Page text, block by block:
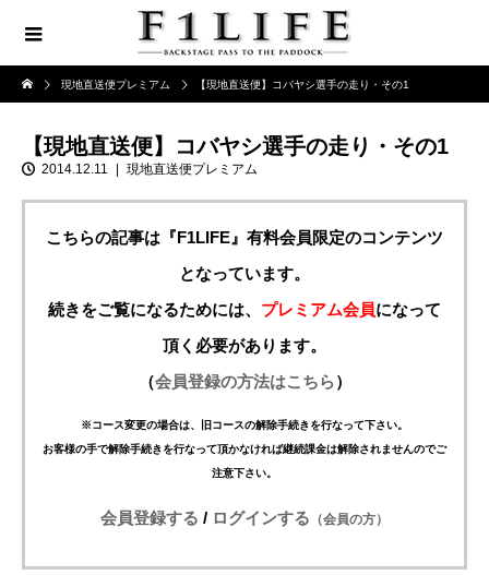
現地直送便プレミアム 【現地直送便】コバヤシ選手の走り・その1
【現地直送便】コバヤシ選手の走り・その1
2014.12.11 現地直送便プレミアム
こちらの記事は『F1LIFE』有料会員限定のコンテンツ
となっています。
続きをご覧になるためには、 プレミアム会員になって
頂く必要があります。
（会員登録の方法はこちら）
※コース変更の場合は、旧コースの解除手続きを行なって下さい。
お客様の手で解除手続きを行なって頂かなければ継続課金は解除されませんのでご
注意下さい。
会員登録する / ログインする （会員の方）